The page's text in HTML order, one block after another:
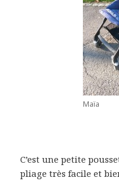
Maïa
C’est une petite
pliage très facile et